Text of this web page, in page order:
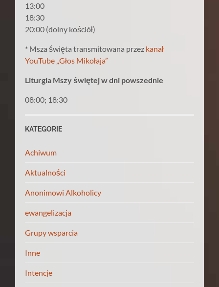
13:00
18:30
20:00 (dolny kościół)
* Msza święta transmitowana przez kanał
YouTube „Głos Mikołaja”
Liturgia Mszy świętej w dni powszednie
08:00; 18:30
KATEGORIE
Achiwum
Aktualności
Anonimowi Alkoholicy
ewangelizacja
Grupy wsparcia
Inne
Intencje